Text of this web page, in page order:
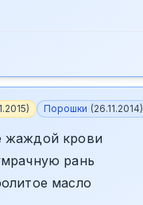
) Порошки (26.11.2014)
жаждой крови
рань
масло